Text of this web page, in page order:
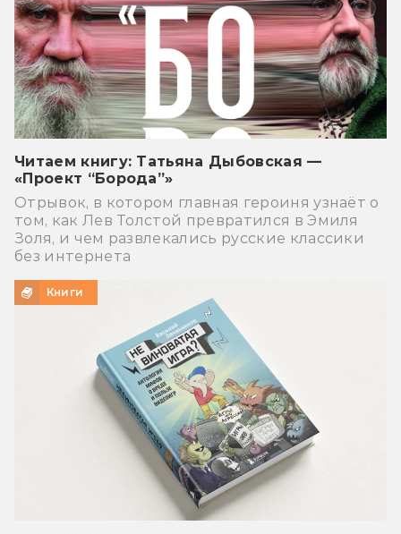
Читаем книгу: Татьяна Дыбовская —
«Проект “Борода”»
Отрывок, в котором главная героиня узнаёт о
том, как Лев Толстой превратился в Эмиля
Золя, и чем развлекались русские классики
без интернета
Книги